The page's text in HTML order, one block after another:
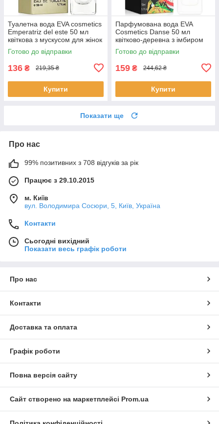
Туалетна вода EVA cosmetics
Emperatriz del este 50 мл
квіткова з мускусом для жінок
парфуми Ева Косметікс
Готово до відправки
136 ₴ 219,35 ₴
Купити
Парфумована вода EVA
Cosmetics Danse 50 мл
квітково-деревна з імбиром
для жінок аромат Єва
Косметікс
Готово до відправки
159 ₴ 244,62 ₴
Купити
Показати ще
Про нас
99% позитивних з 708 відгуків за рік
Працює з 29.10.2015
м. Київ
вул. Володимира Сосюри, 5, Київ, Україна
Контакти
Сьогодні вихідний
Показати весь графік роботи
Про нас
Контакти
Доставка та оплата
Графік роботи
Повна версія сайту
Сайт створено на маркетплейсі Prom.ua